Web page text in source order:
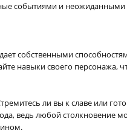
событиями и
собственными
навыки своего персонажа,
ли вы к славе или
ведь любой столкновение